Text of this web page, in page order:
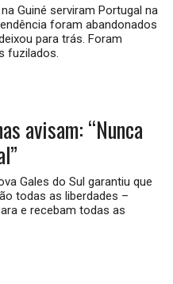
Guiné serviram Portugal na
foram abandonados
para trás. Foram
fuzilados.
avisam: “Nunca
Gales do Sul garantiu que
todas as liberdades –
e recebam todas as